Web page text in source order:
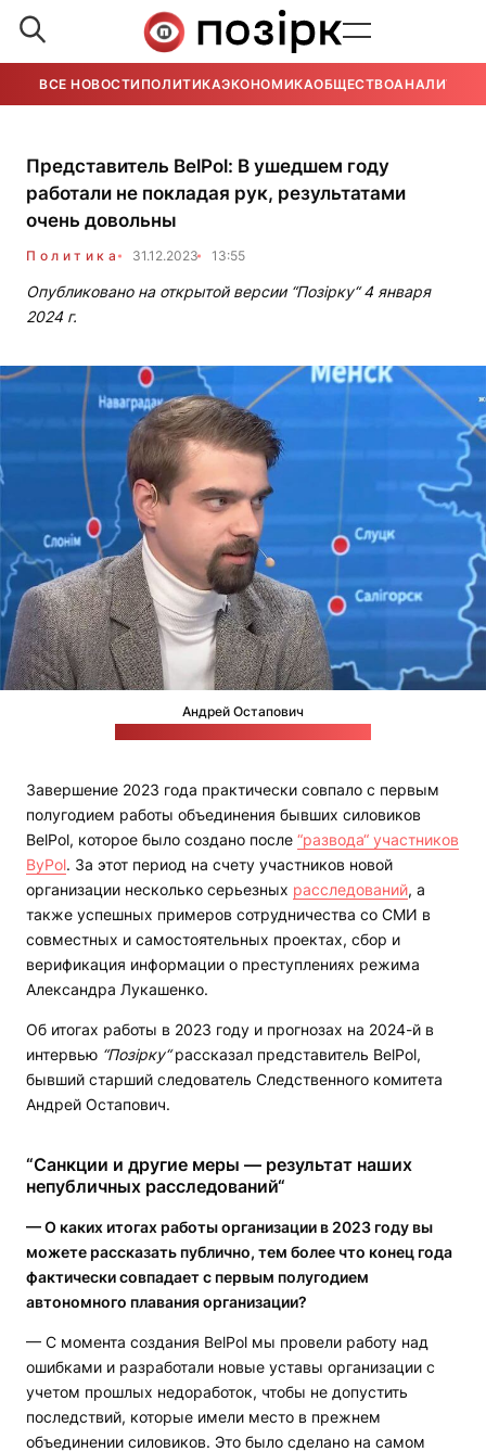
ВСЕ НОВОСТИ ПОЛИТИКАЭКОНОМИКАОБЩЕСТВОАНАЛИТИКА
Представитель BelPol: В ушедшем году
работали не покладая рук, результатами
очень довольны
Политика 31.12.2023 13:55
Опубликовано на открытой версии “Позірку“ 4 января
2024 г.
Андрей Остапович
Завершение 2023 года практически совпало с первым
полугодием работы объединения бывших силовиков
BelPol, которое было создано после “развода“ участников
ByPol. За этот период на счету участников новой
организации несколько серьезных расследований, а
также успешных примеров сотрудничества со СМИ в
совместных и самостоятельных проектах, сбор и
верификация информации о преступлениях режима
Александра Лукашенко.
Об итогах работы в 2023 году и прогнозах на 2024-й в
интервью “Позірку“рассказал представитель BelPol,
бывший старший следователь Следственного комитета
Андрей Остапович.
“Санкции и другие меры — результат наших
непубличных расследований“
— О каких итогах работы организации в 2023 году вы
можете рассказать публично, тем более что конец года
фактически совпадает с первым полугодием
автономного плавания организации?
— С момента создания BelPol мы провели работу над
ошибками и разработали новые уставы организации с
учетом прошлых недоработок, чтобы не допустить
последствий, которые имели место в прежнем
объединении силовиков. Это было сделано на самом